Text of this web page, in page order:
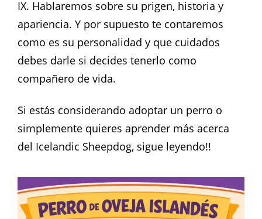
IX. Hablaremos sobre su prigen, historia y
apariencia. Y por supuesto te contaremos
como es su personalidad y que cuidados
debes darle si decides tenerlo como
compañero de vida.
Si estás considerando adoptar un perro o
simplemente quieres aprender más acerca
del Icelandic Sheepdog, sigue leyendo!!